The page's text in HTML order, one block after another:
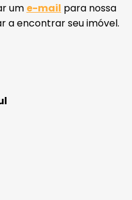
um e-mail para nossa
a encontrar seu imóvel.